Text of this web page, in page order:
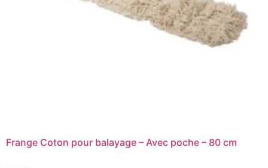
Frange Coton pour balayage – Avec poche – 80 cm